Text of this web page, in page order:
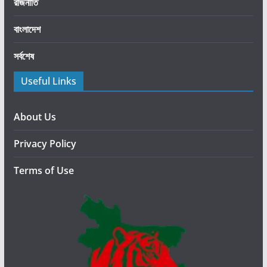
টি
ঘো
রে
স
বাংলাদেশ
সর্বশেষ
Useful Links
About Us
Privacy Policy
Terms of Use